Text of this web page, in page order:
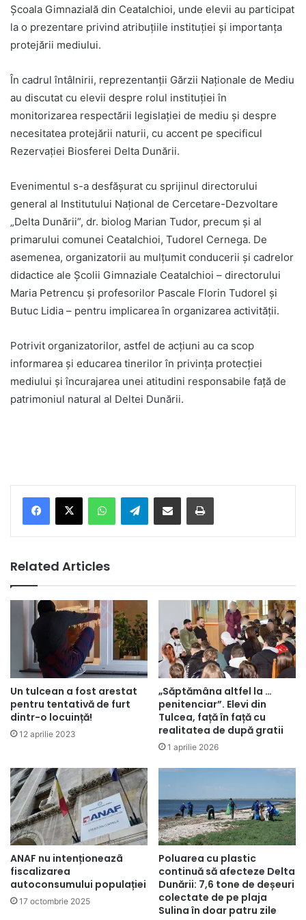
Școala Gimnazială din Ceatalchioi, unde elevii au participat
la o prezentare privind atribuțiile instituției și importanța
protejării mediului.
În cadrul întâlnirii, reprezentanții Gărzii Naționale de Mediu
au discutat cu elevii despre rolul instituției în
monitorizarea respectării legislației de mediu și despre
necesitatea protejării naturii, cu accent pe specificul
Rezervației Biosferei Delta Dunării.
Evenimentul s-a desfășurat cu sprijinul directorului
general al Institutului Național de Cercetare-Dezvoltare
„Delta Dunării”, dr. biolog Marian Tudor, precum și al
primarului comunei Ceatalchioi, Tudorel Cernega. De
asemenea, organizatorii au mulțumit conducerii și cadrelor
didactice ale Școlii Gimnaziale Ceatalchioi – directorului
Maria Petrencu și profesorilor Pascale Florin Tudorel și
Butuc Lidia – pentru implicarea în organizarea activității.
Potrivit organizatorilor, astfel de acțiuni au ca scop
informarea și educarea tinerilor în privința protecției
mediului și încurajarea unei atitudini responsabile față de
patrimoniul natural al Deltei Dunării.
Telegram
Related Articles
Un tulcean a fost arestat
pentru tentativă de furt
dintr-o locuință!
12 aprilie 2023
„Săptămâna altfel la …
penitenciar”. Elevi din
Tulcea, față în față cu
realitatea de după gratii
1 aprilie 2026
ANAF nu intenționeazã
fiscalizarea
autoconsumului populației
17 octombrie 2025
Poluarea cu plastic
continuă să afecteze Delta
Dunării: 7,6 tone de deșeuri
colectate de pe plaja
Sulina în doar patru zile